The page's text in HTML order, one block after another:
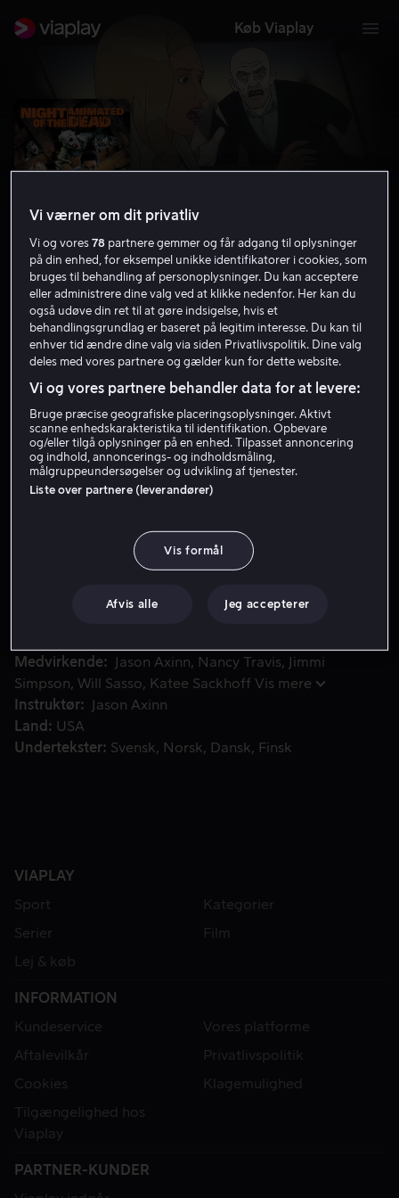
Køb Viaplay
Night of the Animated Dead
4.6 Gys Animation 2021 1 t. 7 min
15 år
HD
Lej 49 kr
Køb 99 kr
Se trailer
I denne mørke, animerede version af kultklassikeren
I denne mørke, animerede version af kultklassikeren
blodtørstige zombier pludselig at samle sig overalt.
Medvirkende Jason Axinn Nancy Travis
Jimmi
Simpson Will Sasso Katee Sackhoff Vis mere
Instruktør
Jason Axinn
Land
USA
Undertekster
Svensk Norsk Dansk Finsk
VIAPLAY
Sport
Kategorier
Serier
Film
Lej & køb
INFORMATION
Kundeservice
Vores platforme
Aftalevilkår
Privatlivspolitik
Cookies
Klagemulighed
Tilgængelighed hos
Viaplay
PARTNER-KUNDER
Vi værner om dit privatliv
Vi og vores78 partnere gemmer og får adgang til oplysninger
på din enhed, for eksempel unikke identifikatorer i cookies, som
bruges til behandling af personoplysninger. Du kan acceptere
eller administrere dine valg ved at klikke nedenfor. Her kan du
også udøve din ret til at gøre indsigelse, hvis et
behandlingsgrundlag er baseret på legitim interesse. Du kan til
enhver tid ændre dine valg via siden Privatlivspolitik. Dine valg
deles med vores partnere og gælder kun for dette website.
Vi og vores partnere behandler data for at levere:
Bruge præcise geografiske placeringsoplysninger. Aktivt
scanne enhedskarakteristika til identifikation. Opbevare
og/eller tilgå oplysninger på en enhed. Tilpasset annoncering
og indhold, annoncerings- og indholdsmåling,
målgruppeundersøgelser og udvikling af tjenester.
Liste over partnere (leverandører)
Vis formål
Afvis alle Jeg accepterer